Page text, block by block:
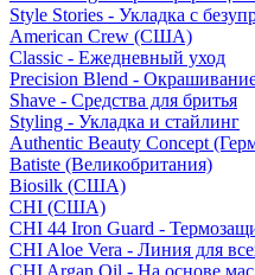
Style Stories - Укладка с
American Crew (США)
Classic - Ежедневный уход
Precision Blend -
Shave - Средства для бритья
Styling - Укладка и стайлинг
Authentic Beauty Concept
Batiste (Великобритания)
Biosilk (США)
CHI (США)
CHI 44 Iron Guard -
CHI Aloe Vera - Линия для
CHI Argan Oil - На основе